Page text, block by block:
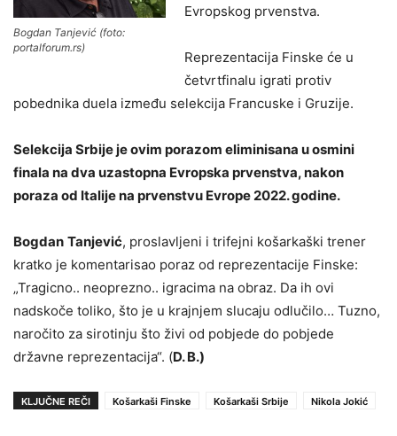
Bogdan Tanjević (foto:
portalforum.rs)
Evropskog prvenstva.
Reprezentacija Finske će u
četvrtfinalu igrati protiv
pobednika duela između selekcija Francuske i Gruzije.
Selekcija Srbije je ovim porazom eliminisana u osmini
finala na dva uzastopna Evropska prvenstva, nakon
poraza od Italije na prvenstvu Evrope 2022. godine.
Bogdan Tanjević, proslavljeni i trifejni košarkaški trener
kratko je komentarisao poraz od reprezentacije Finske:
„Tragicno.. neoprezno.. igracima na obraz. Da ih ovi
nadskoče toliko, što je u krajnjem slucaju odlučilo… Tuzno,
naročito za sirotinju što živi od pobjede do pobjede
državne reprezentacija“. (D. B.)
KLJUČNE REČI Košarkaši Finske Košarkaši Srbije Nikola Jokić